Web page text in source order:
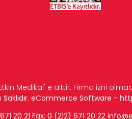
Medikal' e aittir. Firma izni
Saklıdır. eCommerce Software -
20 21 Fax: 0 (212) 671 20 22info